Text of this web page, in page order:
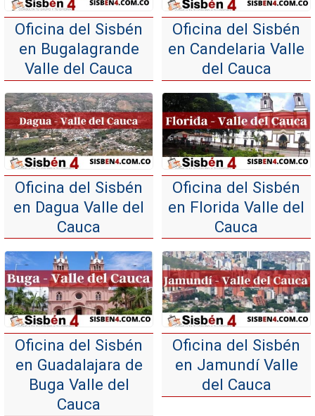
Oficina del Sisbén
en Bugalagrande
Valle del Cauca
Oficina del Sisbén
en Candelaria Valle
del Cauca
Oficina del Sisbén
en Dagua Valle del
Cauca
Oficina del Sisbén
en Florida Valle del
Cauca
Oficina del Sisbén
en Guadalajara de
Buga Valle del
Cauca
Oficina del Sisbén
en Jamundí Valle
del Cauca